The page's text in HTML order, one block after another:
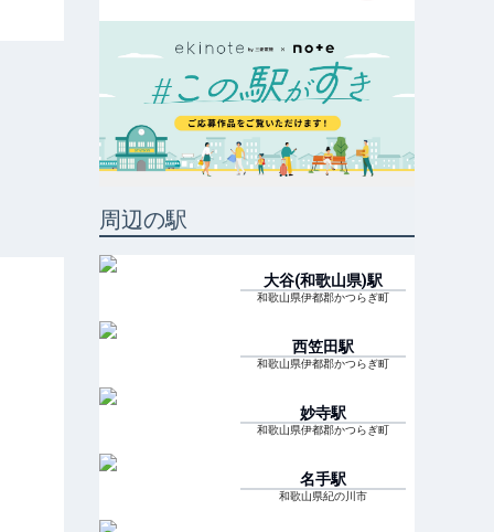
周辺の駅
大谷(和歌山県)駅
和歌山県伊都郡かつらぎ町
西笠田駅
和歌山県伊都郡かつらぎ町
妙寺駅
和歌山県伊都郡かつらぎ町
名手駅
和歌山県紀の川市